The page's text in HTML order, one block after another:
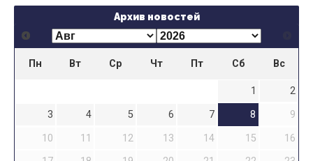
Архив новостей
Пн Вт Ср Чт Пт Сб Вс
1
2
3
4 5 6 7 8
9
10
11 12 13 14 15
16